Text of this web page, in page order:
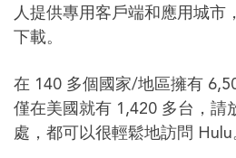
人提供專用客戶端和應用城市
下載。
在 140 多個國家/地區擁有
僅在美國就有 1,420 多台，請
處，都可以很輕鬆地訪問 Hulu